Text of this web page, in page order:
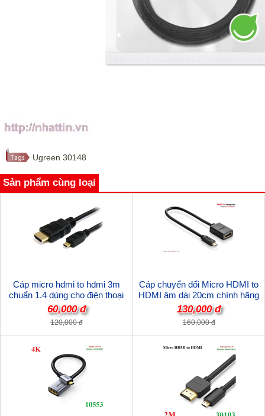
Ugreen 30148
Sản phẩm cùng loại
Cáp micro hdmi to hdmi 3m
chuẩn 1.4 dùng cho điện thoại
máy tính bảng
60,000 đ
120,000 đ
Cáp chuyển đổi Micro HDMI to
HDMI âm dài 20cm chính hãng
Ugreen 20134
130,000 đ
160,000 đ